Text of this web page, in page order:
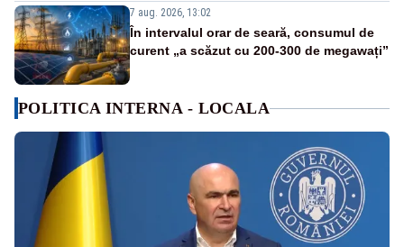
7 aug. 2026, 13:02
În intervalul orar de seară, consumul de
curent „a scăzut cu 200-300 de megawați”
POLITICA INTERNA - LOCALA